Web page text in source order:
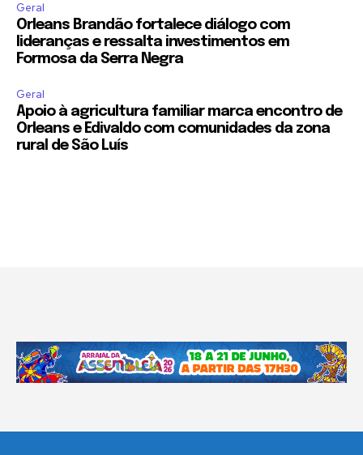
Geral
Orleans Brandão fortalece diálogo com
lideranças e ressalta investimentos em
Formosa da Serra Negra
Geral
Apoio à agricultura familiar marca encontro de
Orleans e Edivaldo com comunidades da zona
rural de São Luís